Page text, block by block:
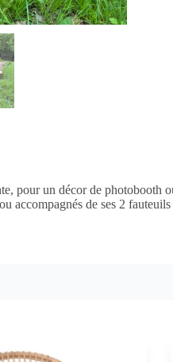
pour un décor de
accompagnés de ses 2